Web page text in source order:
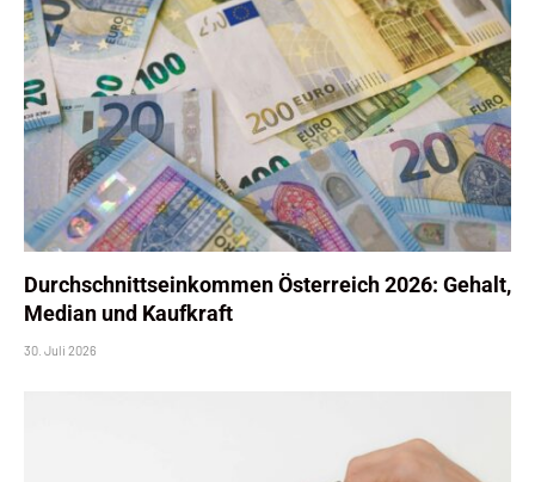
Durchschnittseinkommen Österreich 2026: Gehalt,
Median und Kaufkraft
30. Juli 2026